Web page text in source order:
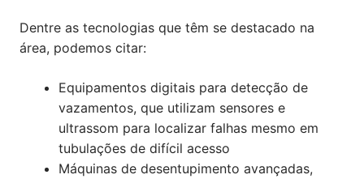
Dentre as tecnologias que têm se destacado na
área, podemos citar:
Equipamentos digitais para detecção de
vazamentos, que utilizam sensores e
ultrassom para localizar falhas mesmo em
tubulações de difícil acesso
Máquinas de desentupimento avançadas,